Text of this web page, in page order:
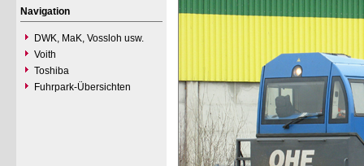
Navigation
DWK, MaK, Vossloh usw.
Voith
Toshiba
Fuhrpark-Übersichten